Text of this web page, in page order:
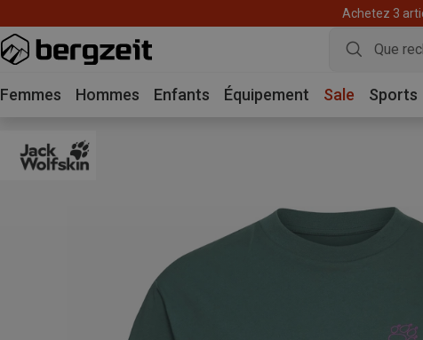
Achetez 3
Femmes Hommes Enfants Équipement Sale Sports